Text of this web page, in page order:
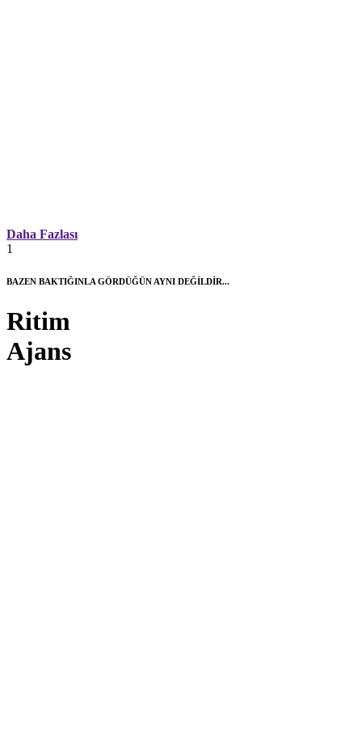
Daha Fazlası
1
BAZEN BAKTIĞINLA GÖRDÜĞÜN AYNI DEĞİLDİR...
Ritim
Ajans